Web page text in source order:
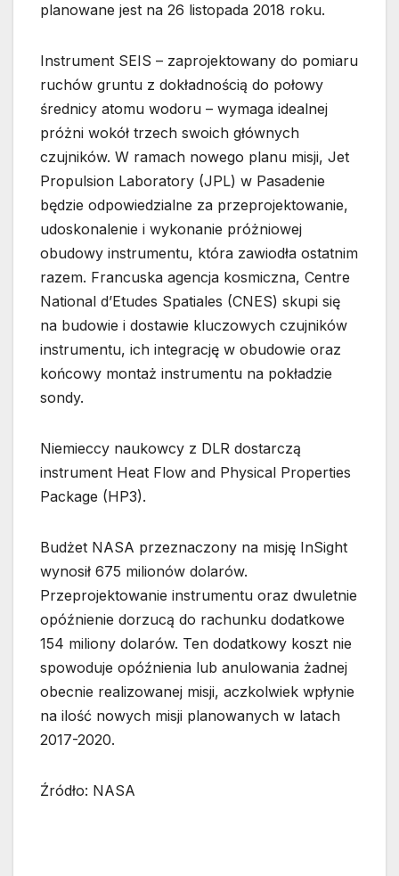
planowane jest na 26 listopada 2018 roku.
Instrument SEIS – zaprojektowany do pomiaru
ruchów gruntu z dokładnością do połowy
średnicy atomu wodoru – wymaga idealnej
próżni wokół trzech swoich głównych
czujników. W ramach nowego planu misji, Jet
Propulsion Laboratory (JPL) w Pasadenie
będzie odpowiedzialne za przeprojektowanie,
udoskonalenie i wykonanie próżniowej
obudowy instrumentu, która zawiodła ostatnim
razem. Francuska agencja kosmiczna, Centre
National d’Etudes Spatiales (CNES) skupi się
na budowie i dostawie kluczowych czujników
instrumentu, ich integrację w obudowie oraz
końcowy montaż instrumentu na pokładzie
sondy.
Niemieccy naukowcy z DLR dostarczą
instrument Heat Flow and Physical Properties
Package (HP3).
Budżet NASA przeznaczony na misję InSight
wynosił 675 milionów dolarów.
Przeprojektowanie instrumentu oraz dwuletnie
opóźnienie dorzucą do rachunku dodatkowe
154 miliony dolarów. Ten dodatkowy koszt nie
spowoduje opóźnienia lub anulowania żadnej
obecnie realizowanej misji, aczkolwiek wpłynie
na ilość nowych misji planowanych w latach
2017-2020.
Źródło: NASA